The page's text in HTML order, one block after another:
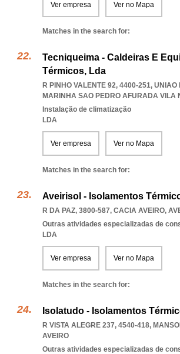
Ver empresa Ver no Mapa
Matches in the search for:
Tecniqueima - Caldeiras E
Térmicos, Lda
R PINHO VALENTE 92, 4400-251, UNIAO
MARINHA SAO PEDRO AFURADA VILA
Instalação de climatização
LDA
Ver empresa Ver no Mapa
Matches in the search for:
Aveirisol - Isolamentos
R DA PAZ, 3800-587, CACIA AVEIRO,
Outras atividades especializadas de
LDA
Ver empresa Ver no Mapa
Matches in the search for:
Isolatudo - Isolamentos
R VISTA ALEGRE 237, 4540-418,
AVEIRO
Outras atividades especializadas de